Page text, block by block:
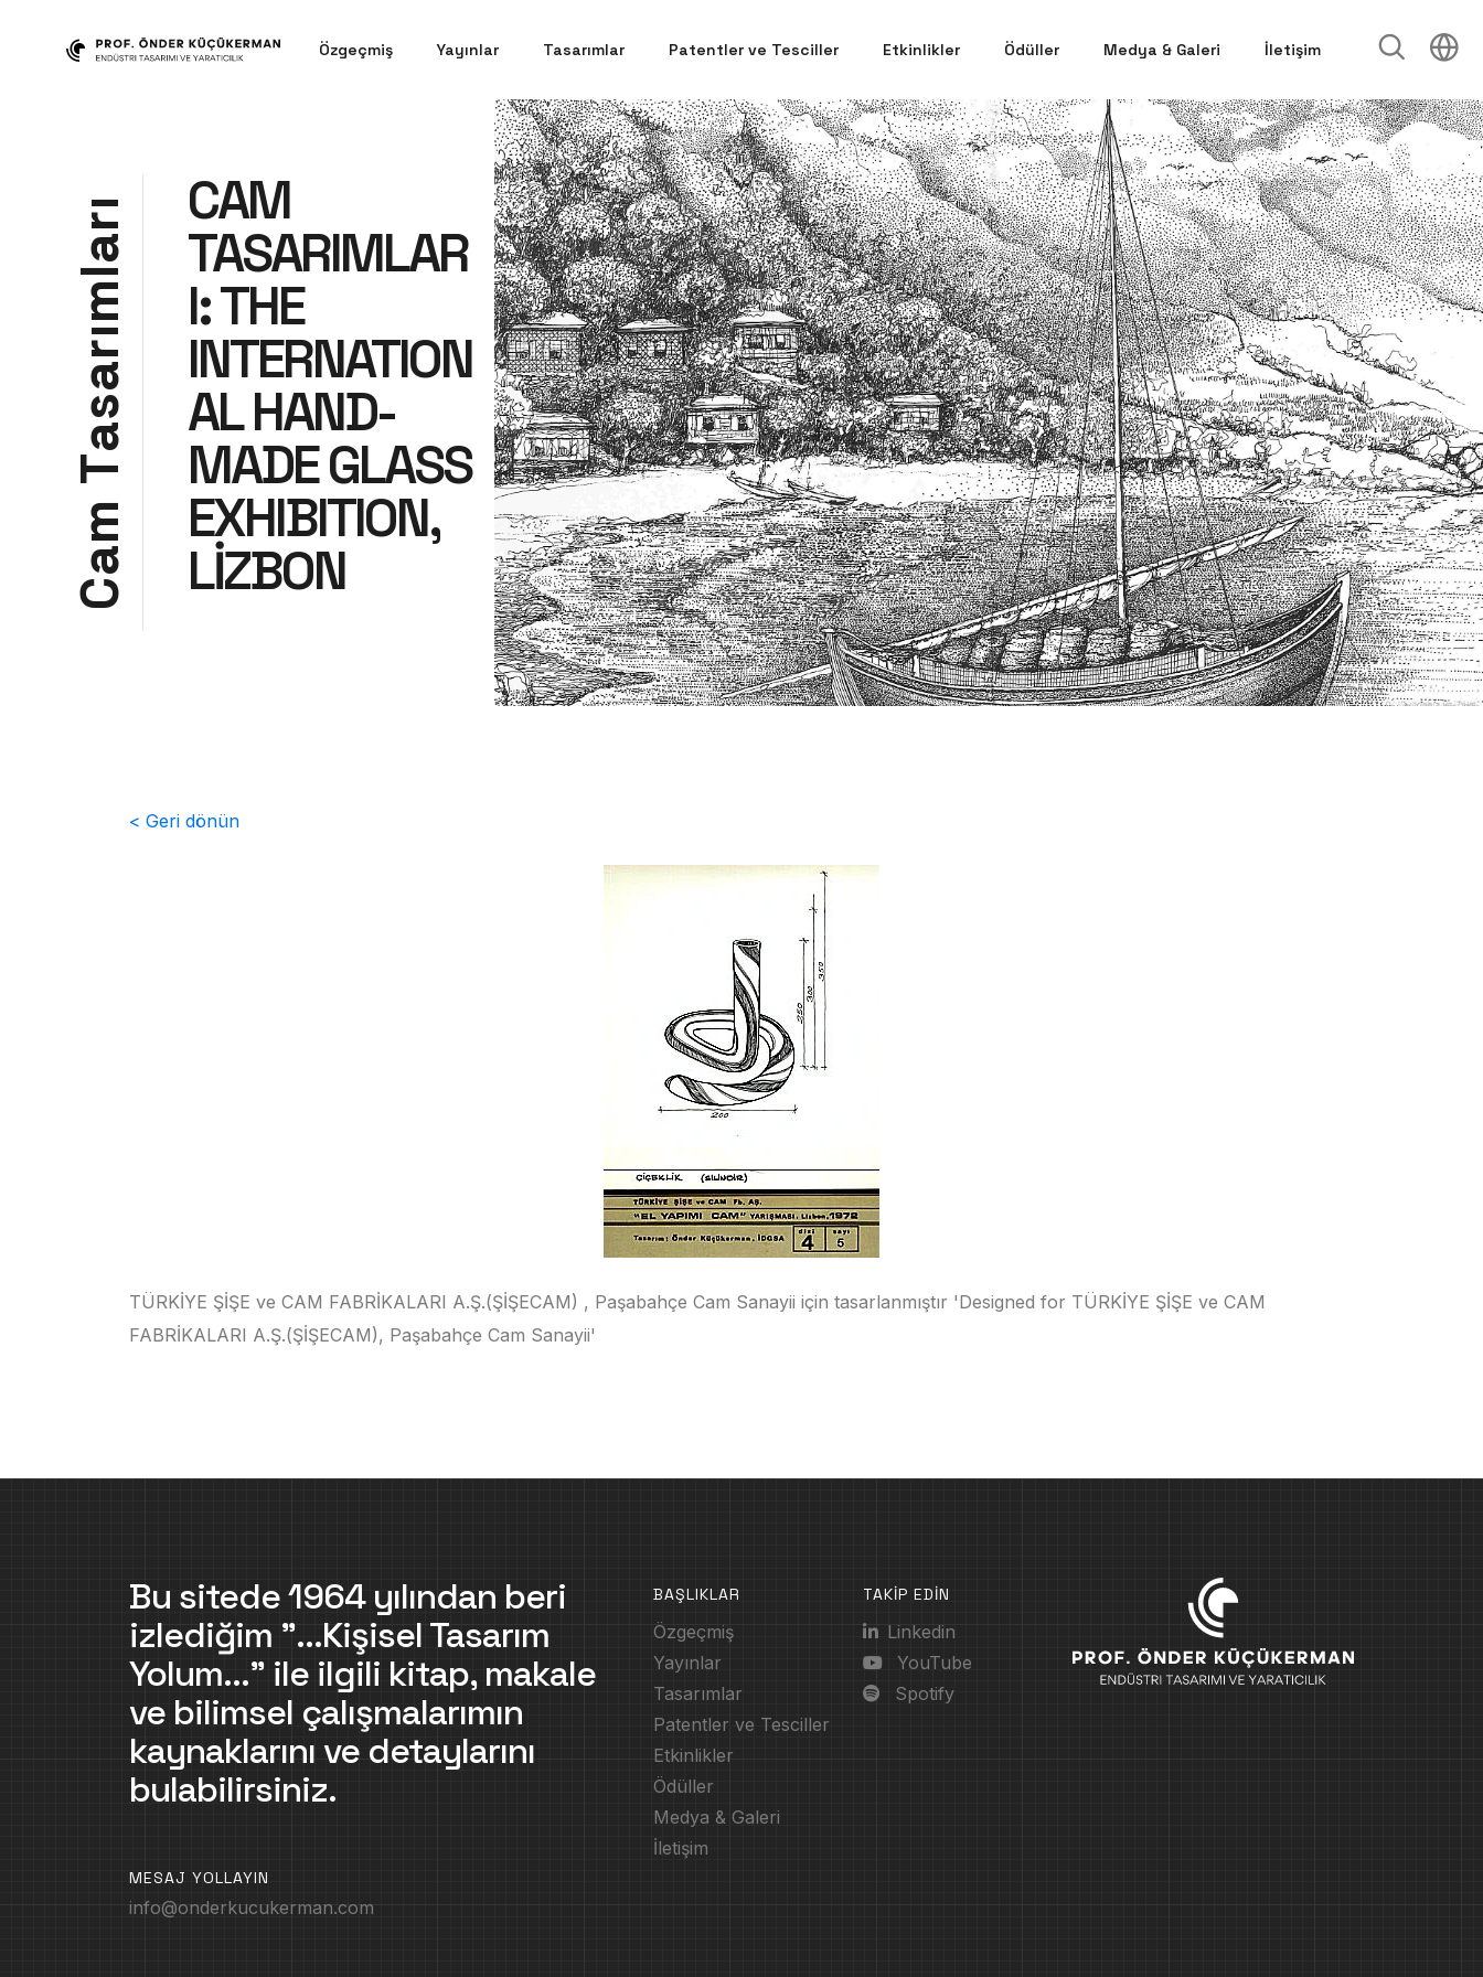
Özgeçmiş Yayınlar Tasarımlar Patentler ve Tesciller Etkinlikler Ödüller Medya & Galeri İletişim
C
a
m
T
a
s
a
r
ı
m
l
a
r
ı CAM
TASARIMLAR
I: THE
INTERNATION
AL HAND-
MADE GLASS
EXHIBITION,
LİZBON
< Geri dönün
TÜRKİYE ŞİŞE ve CAM FABRİKALARI A.Ş.(ŞİŞECAM) , Paşabahçe Cam Sanayii için tasarlanmıştır 'Designed for TÜRKİYE ŞİŞE ve CAM
FABRİKALARI A.Ş.(ŞİŞECAM), Paşabahçe Cam Sanayii'
Bu sitede 1964 yılından beri
izlediğim "...Kişisel Tasarım
Yolum..." ile ilgili kitap, makale
ve bilimsel çalışmalarımın
kaynaklarını ve detaylarını
bulabilirsiniz.
MESAJ YOLLAYIN
info@onderkucukerman.com
BAŞLIKLAR
Özgeçmiş
Yayınlar
Tasarımlar
Patentler ve Tesciller
Etkinlikler
Ödüller
Medya & Galeri
İletişim
TAKİP EDİN
Linkedin
YouTube
Spotify